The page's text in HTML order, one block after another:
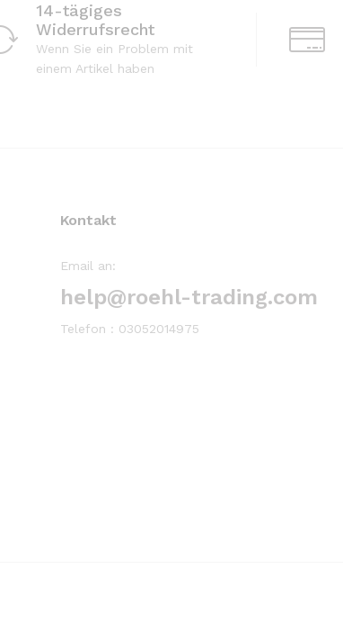
14-tägiges
Widerrufsrecht
Wenn Sie ein Problem mit
einem Artikel haben
Kontakt
Email an:
help@roehl-trading.com
Telefon : 03052014975